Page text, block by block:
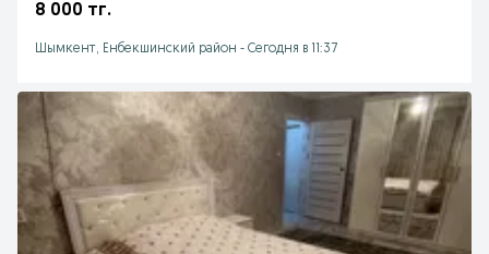
8 000 тг.
Шымкент, Енбекшинский район - Сегодня в 11:37